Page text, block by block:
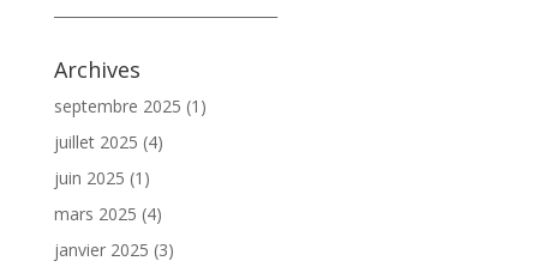
Archives
septembre 2025 (1)
juillet 2025 (4)
juin 2025 (1)
mars 2025 (4)
janvier 2025 (3)